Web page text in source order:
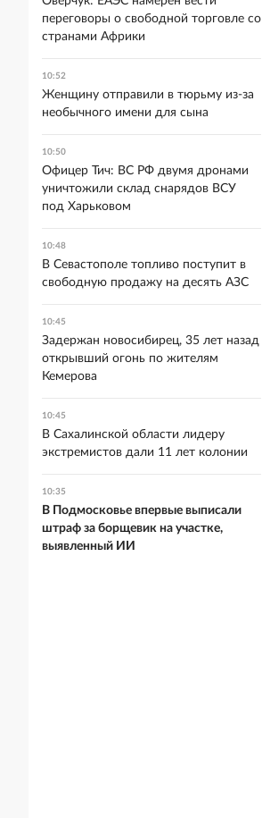
переговоры о свободной торговле со
странами Африки
10:52
Женщину отправили в тюрьму из-за
необычного имени для сына
10:50
Офицер Тич: ВС РФ двумя дронами
уничтожили склад снарядов ВСУ
под Харьковом
10:48
В Севастополе топливо поступит в
свободную продажу на десять АЗС
10:45
Задержан новосибирец, 35 лет назад
открывший огонь по жителям
Кемерова
10:45
В Сахалинской области лидеру
экстремистов дали 11 лет колонии
10:35
В Подмосковье впервые выписали
штраф за борщевик на участке,
выявленный ИИ